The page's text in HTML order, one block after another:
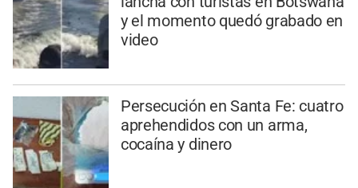
y el momento quedó grabado en
video
Persecución en Santa Fe: cuatro
aprehendidos con un arma,
cocaína y dinero